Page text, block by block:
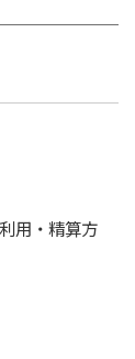
用・精算方